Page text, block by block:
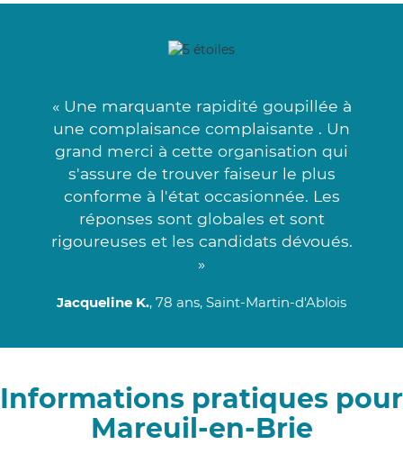
« Une marquante rapidité goupillée à
une complaisance complaisante . Un
grand merci à cette organisation qui
s'assure de trouver faiseur le plus
conforme à l'état occasionnée. Les
réponses sont globales et sont
rigoureuses et les candidats dévoués.
»
Jacqueline K., 78 ans, Saint-Martin-d'Ablois
Informations pratiques pour
Mareuil-en-Brie